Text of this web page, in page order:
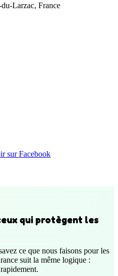
Larzac, France
sur Facebook
qui protègent les
ce que nous faisons pour les
suit la même logique :